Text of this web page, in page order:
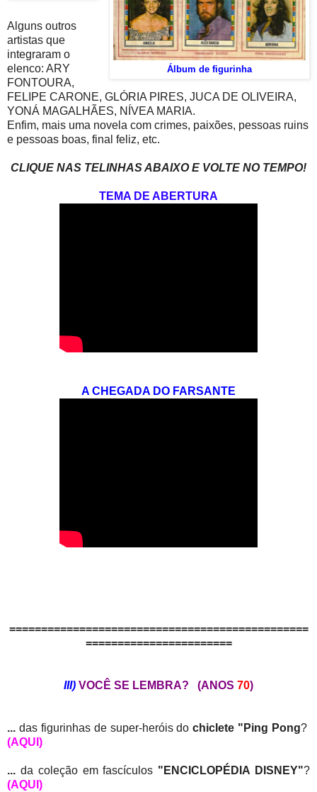
Álbum de figurinha
Alguns outros
artistas que
integraram o
elenco: ARY
FONTOURA,
FELIPE CARONE, GLÓRIA PIRES, JUCA DE OLIVEIRA,
YONÁ MAGALHÃES, NÍVEA MARIA.
Enfim, mais uma novela com crimes, paixões, pessoas ruins
e pessoas boas, final feliz, etc.
CLIQUE NAS TELINHAS ABAIXO E VOLTE NO TEMPO!
TEMA DE ABERTURA
A CHEGADA DO FARSANTE
===============================================
=======================
III) VOCÊ SE LEMBRA? (ANOS 70)
... das figurinhas de super-heróis do chiclete "Ping Pong?
(AQUI)
... da coleção em fascículos "ENCICLOPÉDIA DISNEY"?
(AQUI)